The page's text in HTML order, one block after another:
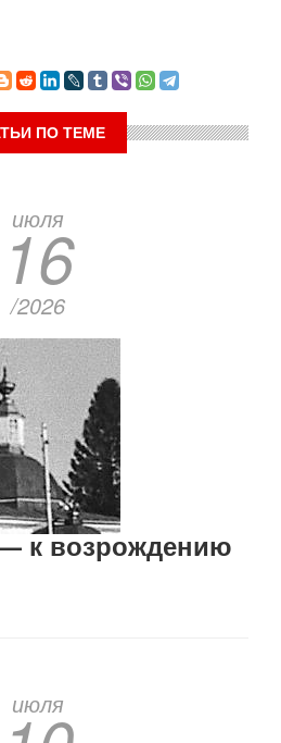
ПО ТЕМЕ
июля
16
/2026
к возрождению
июля